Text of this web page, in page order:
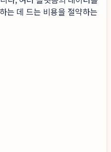
는 데 드는 비용을 절약하는